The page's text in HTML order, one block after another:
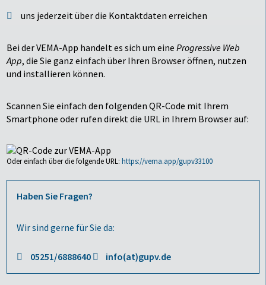
uns jederzeit über die Kontaktdaten erreichen
Bei der VEMA-App handelt es sich um eineProgressive Web
App, die Sie ganz einfach über Ihren Browser öffnen, nutzen
und installieren können.
Scannen Sie einfach den folgenden QR-Code mit Ihrem
Smartphone oder rufen direkt die URL in Ihrem Browser auf:
Oder einfach über die folgende URL:https://vema.app/gupv33100
Haben Sie Fragen?
Wir sind gerne für Sie da:
05251/6888640 info(at)gupv.de